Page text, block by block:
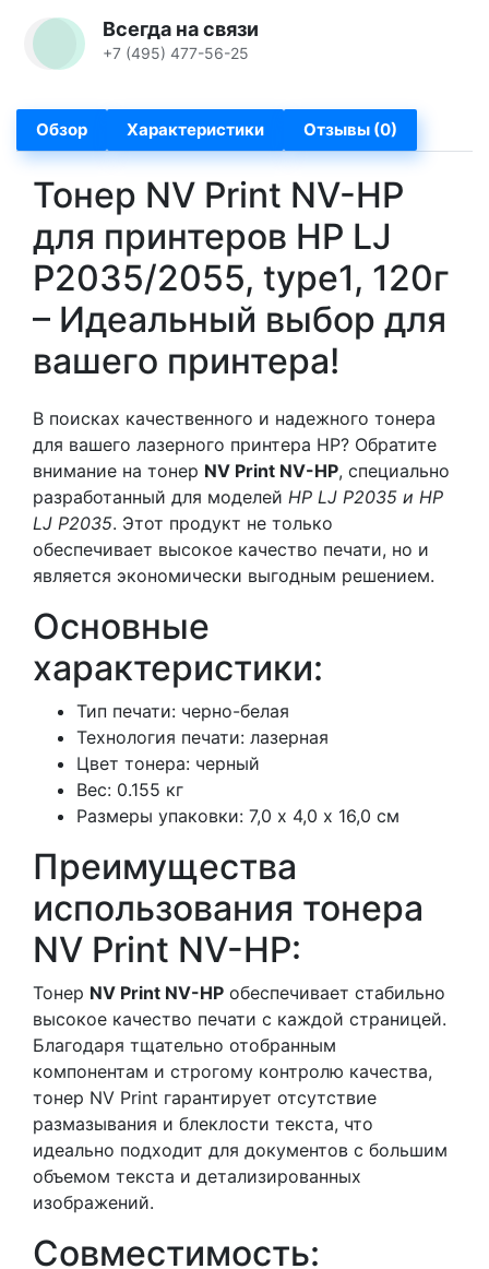
Всегда на связи
+7 (495) 477-56-25
Обзор Характеристики Отзывы (0)
Тонер NV Print NV-HP
для принтеров HP LJ
P2035/2055, type1, 120г
– Идеальный выбор для
вашего принтера!
В поисках качественного и надежного тонера
для вашего лазерного принтера HP? Обратите
внимание на тонер NV Print NV-HP, специально
разработанный для моделей HP LJ P2035 и HP
LJ P2035. Этот продукт не только
обеспечивает высокое качество печати, но и
является экономически выгодным решением.
Основные
характеристики:
Тип печати: черно-белая
Технология печати: лазерная
Цвет тонера: черный
Вес: 0.155 кг
Размеры упаковки: 7,0 х 4,0 х 16,0 см
Преимущества
использования тонера
NV Print NV-HP:
Тонер NV Print NV-HP обеспечивает стабильно
высокое качество печати с каждой страницей.
Благодаря тщательно отобранным
компонентам и строгому контролю качества,
тонер NV Print гарантирует отсутствие
размазывания и блеклости текста, что
идеально подходит для документов с большим
объемом текста и детализированных
изображений.
Совместимость: